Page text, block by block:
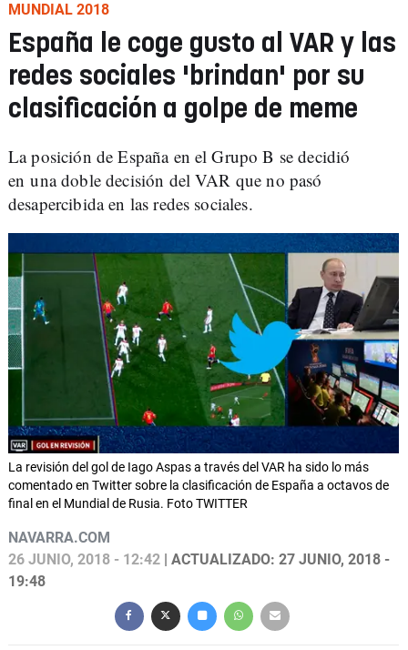
MUNDIAL 2018
España le coge gusto al VAR y las
redes sociales 'brindan' por su
clasificación a golpe de meme
La posición de España en el Grupo B se decidió
en una doble decisión del VAR que no pasó
desapercibida en las redes sociales.
La revisión del gol de Iago Aspas a través del VAR ha sido lo más
comentado en Twitter sobre la clasificación de España a octavos de
final en el Mundial de Rusia. Foto TWITTER
NAVARRA.COM
26 JUNIO, 2018 - 12:42 | ACTUALIZADO: 27 JUNIO, 2018 -
19:48